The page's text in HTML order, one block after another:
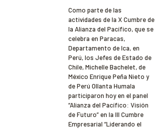
Como parte de las
actividades de la X Cumbre de
la Alianza del Pacífico, que se
celebra en Paracas,
Departamento de Ica, en
Perú, los Jefes de Estado de
Chile, Michelle Bachelet, de
México Enrique Peña Nieto y
de Perú Ollanta Humala
participaron hoy en el panel
“Alianza del Pacífico: Visión
de Futuro” en la III Cumbre
Empresarial “Liderando el